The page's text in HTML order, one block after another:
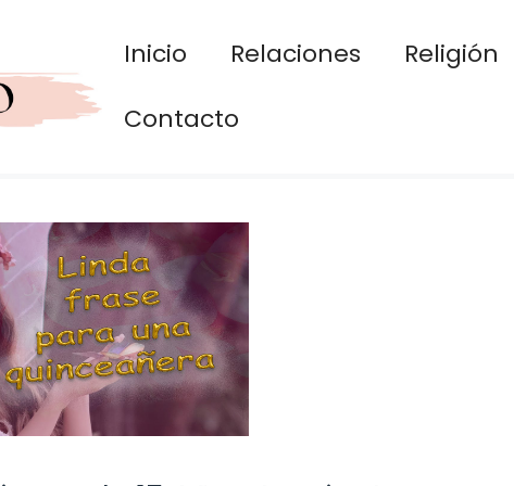
Inicio Relaciones Religión
Contacto